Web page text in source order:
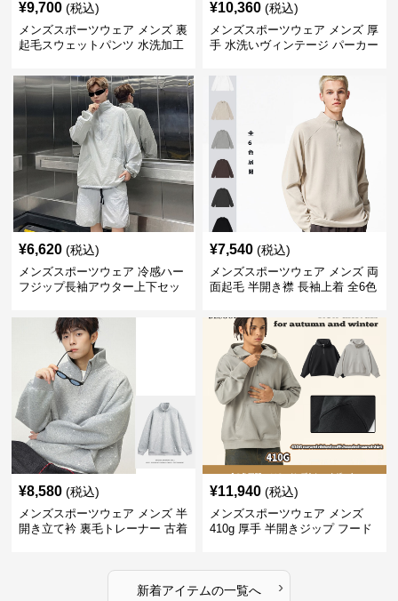
¥9,700 (税込)
メンズスポーツウェア メンズ 裏
起毛スウェットパンツ 水洗加工
¥10,360 (税込)
メンズスポーツウェア メンズ 厚
手 水洗いヴィンテージ パーカー
¥6,620 (税込)
メンズスポーツウェア 冷感ハー
フジップ長袖アウター上下セッ
¥7,540 (税込)
メンズスポーツウェア メンズ 両
面起毛 半開き襟 長袖上着 全6色
¥8,580 (税込)
メンズスポーツウェア メンズ 半
開き立て衿 裏毛トレーナー 古着
¥11,940 (税込)
メンズスポーツウェア メンズ
410g 厚手 半開きジップ フード
新着アイテムの一覧へ ›